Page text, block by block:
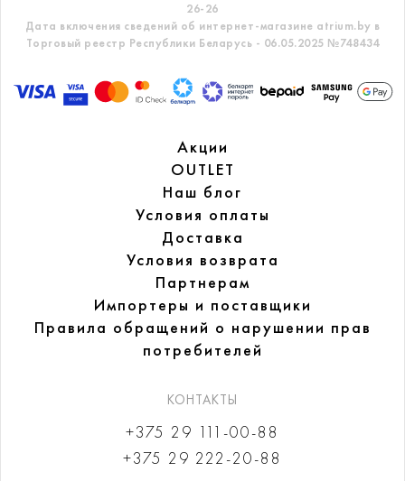
26-26
Дата включения сведений об интернет-магазине atrium.by в
Торговый реестр Республики Беларусь - 06.05.2025 №748434
Акции
OUTLET
Наш блог
Условия оплаты
Доставка
Условия возврата
Партнерам
Импортеры и поставщики
Правила обращений о нарушении прав
потребителей
КОНТАКТЫ
+375 29 111-00-88
+375 29 222-20-88